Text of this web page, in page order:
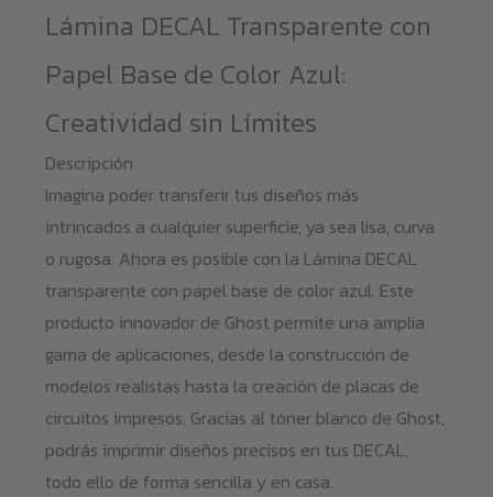
Lámina DECAL Transparente con
Papel Base de Color Azul:
Creatividad sin Límites
Descripción
Imagina poder transferir tus diseños más
intrincados a cualquier superficie, ya sea lisa, curva
o rugosa. Ahora es posible con la Lámina DECAL
transparente con papel base de color azul. Este
producto innovador de Ghost permite una amplia
gama de aplicaciones, desde la construcción de
modelos realistas hasta la creación de placas de
circuitos impresos. Gracias al tóner blanco de Ghost,
podrás imprimir diseños precisos en tus DECAL,
todo ello de forma sencilla y en casa.